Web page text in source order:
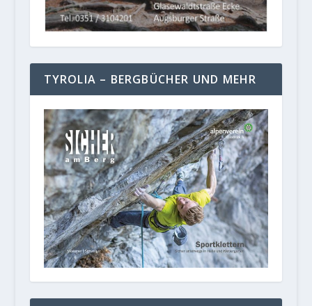
TYROLIA – BERGBÜCHER UND MEHR